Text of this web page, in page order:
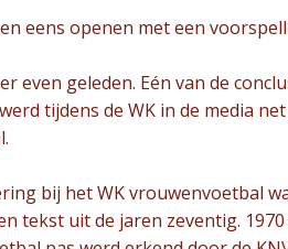
eens openen met een
even geleden. Eén van de
tijdens de WK in de media
bij het WK vrouwenvoetbal
tekst uit de jaren zeventig.